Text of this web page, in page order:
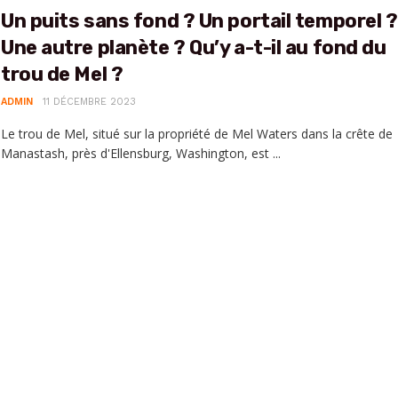
Un puits sans fond ? Un portail temporel ?
Une autre planète ? Qu’y a-t-il au fond du
trou de Mel ?
ADMIN 11 DÉCEMBRE 2023
Le trou de Mel, situé sur la propriété de Mel Waters dans la crête de
Manastash, près d'Ellensburg, Washington, est ...